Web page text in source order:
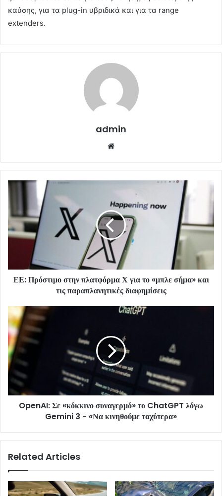
καύσης, για τα plug-in υβριδικά και για τα range
extenders.
admin
ΕΕ: Πρόστιμο στην πλατφόρμα Χ για το «μπλε σήμα» και
τις παραπλανητικές διαφημίσεις
OpenAI: Σε «κόκκινο συναγερμό» το ChatGPT λόγω
Gemini 3 - «Να κινηθούμε ταχύτερα»
Related Articles